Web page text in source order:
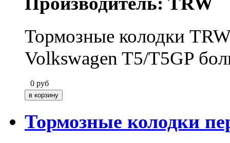
Тормозные колодки
Volkswagen T5/T5GP
0 руб
Тормозные колодки